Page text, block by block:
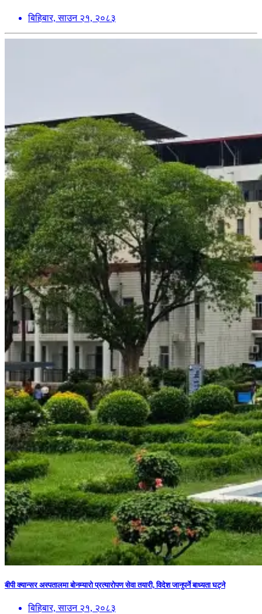
बिहिबार, साउन २१, २०८३
बीपी क्यान्सर अस्पतालमा बोनम्यारो प्रत्यारोपण सेवा तयारी, विदेश जानुपर्ने बाध्यता घट्ने
बिहिबार, साउन २१, २०८३